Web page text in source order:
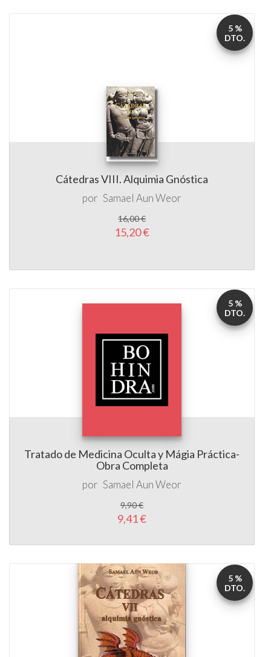
Cátedras VIII. Alquimia Gnóstica
por Samael Aun Weor
16,00 €
15,20 €
5 %
DTO.
Tratado de Medicina Oculta y Mágia Práctica-
Obra Completa
por Samael Aun Weor
9,90 €
9,41 €
5 %
DTO.
5 %
DTO.